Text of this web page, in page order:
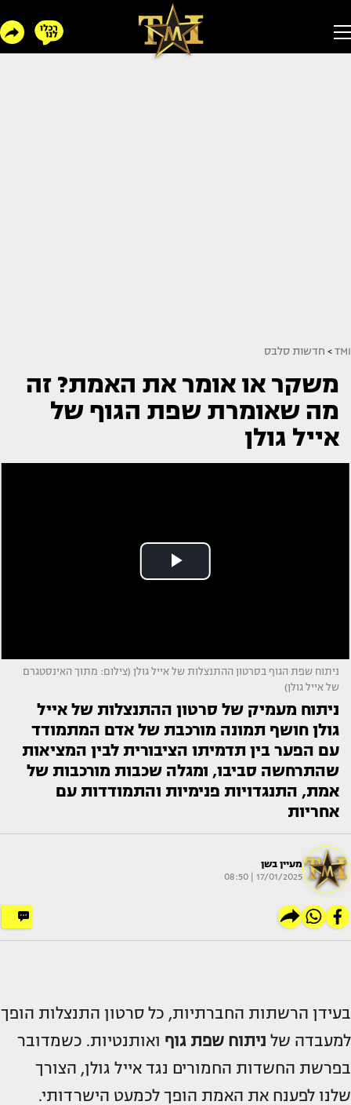
TMI
> חדשות סלבס
משקר או אומר את האמת? זה
מה שאומרת שפת הגוף של
אייל גולן
ניתוח שפת הגוף בסרטון ההתנצלות של אייל גולן (צילום: מתוך האינסטגרם
של אייל גולן)
ניתוח מעמיק של סרטון ההתנצלות של אייל
גולן חושף תמונה מורכבת של אדם המתמודד
עם הפער בין תדמיתו הציבורית לבין המציאות
שהתרחשה סביבו, ומגלה שכבות מורכבות של
אמת, התנגדויות פנימיות והתמודדות עם
אחריות
מעיין בשן
17/01/2025 | 08:50
בעידן הרשתות החברתיות, כל סרטון התנצלות הופך
למעבדה של ניתוח שפת גוף ואותנטיות. כשמדובר
בפרשת החשדות החמורים נגד אייל גולן, הצורך
שלנו לפענח את האמת הופך לכמעט הישרדותי.